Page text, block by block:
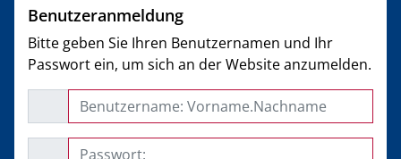
Benutzeranmeldung
Bitte geben Sie Ihren Benutzernamen und Ihr
Passwort ein, um sich an der Website anzumelden.
Benutzername: Vorname.Nachname
Passwort: